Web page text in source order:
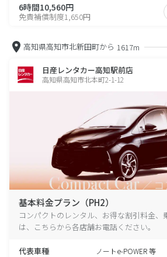
6時間10,560円
免責補償制度1,650円
高知県高知市北新田町から 1617m
日産レンタカー高知駅前店
高知県高知市北本町2-1-12
基本料金プラン（PH2）
コンパクトのレンタル、お得な割引料金、
は、こちらから各店舗お電話ください。
代表車種 ノートe-POWER 等